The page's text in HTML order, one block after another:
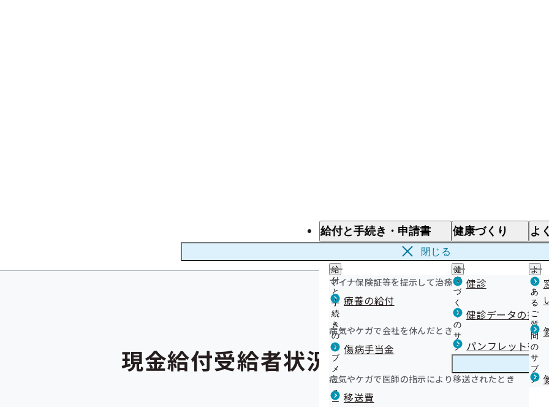
給付と手続き・申請書
給付と手続き
給
付
と
手
続
き
の
サ
ブ
メ
ニ
ュ
ー
マイナ保険証等を提示して治療を受けるとき
療養の給付
病気やケガで会社を休んだとき
傷病手当金
病気やケガで医師の指示により移送されたとき
移送費
健康づくり
健
康
づ
く
り
の
サ
ブ
メ
ュ
健診
健診データの提供
パンフレット等（
よ
よ
く
あ
る
ご
質
問
の
サ
ブ
メ
閉じる
現金給付受給者状況調査（令和6年度）